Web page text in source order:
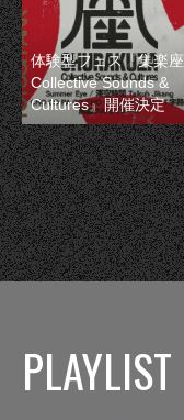
体験型フェス『集楽座
Collective Sounds &
Cultures』開催決定
PLAYLIST